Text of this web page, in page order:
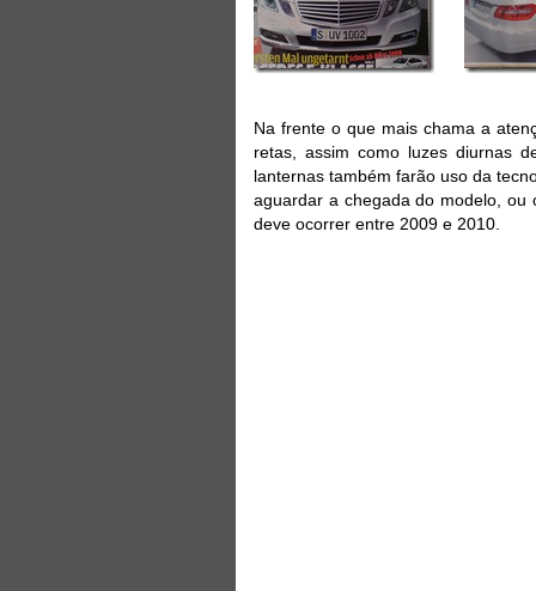
Na frente o que mais chama a
retas, assim como luzes diurnas
lanternas também farão uso da
aguardar a chegada do modelo,
deve ocorrer entre 2009 e 2010.